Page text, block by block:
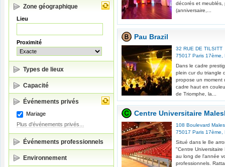
Zone géographique
Lieu
Proximité
Types de lieux
Capacité
Événements privés
Mariage
Plus d'événements privés...
Événements professionnels
Environnement
décorés et
(anniversaire,...
Pau Brazil
32 RUE DE TILSITT
75017 Paris 17ème
Dans le cadre
plein cur du triangle
propose un moment
cadre haut en
de Triomphe, la...
Centre Universitaire
108 Boulevard
75017 Paris 17ème
Situé dans le 8e
"Centre
au long de l'année
professionnels.